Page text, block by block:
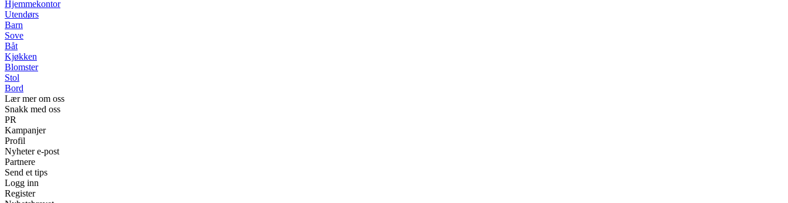
Hjemmekontor
Utendørs
Barn
Sove
Båt
Kjøkken
Blomster
Stol
Bord
Lær mer om oss
Snakk med oss
PR
Kampanjer
Profil
Nyheter e-post
Partnere
Send et tips
Logg inn
Register